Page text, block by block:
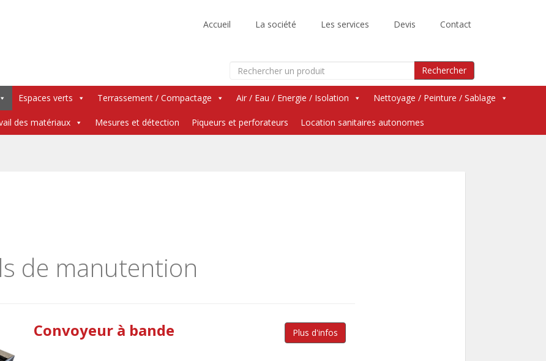
Accueil La société Les services Devis Contact
Rechercher
Espaces verts Terrassement / Compactage Air / Eau / Energie / Isolation Nettoyage / Peinture / Sablage
des matériaux Mesures et détection Piqueurs et perforateurs Location sanitaires autonomes
de manutention
Convoyeur à bande Plus d'infos